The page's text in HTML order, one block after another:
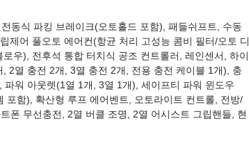
동식 파킹 브레이크(오토홀드 포함), 패들쉬프트, 수동
제어 풀오토 에어컨(항균 처리 고성능 콤비 필터/오토 디
우), 전후석 통합 터치식 공조 컨트롤러, 레인센서, 하이
2열 충전 2개, 3열 충전 2개, 전용 충전 케이블 1개), 충
워 아웃렛(1열 1개, 3열 1개), 세이프티 파워 윈도우
포함), 확산형 루프 에어벤트, 오토라이트 컨트롤, 전방/
폰 무선충전, 2열 버클 조명, 2열 어시스트 그립핸들, 현